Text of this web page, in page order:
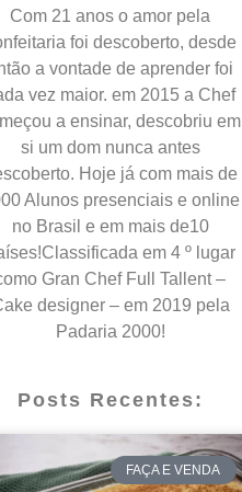
Com 21 anos o amor pela
foi descoberto, desde
a vontade de aprender foi
vez maior. em 2015 a Chef
a ensinar, descobriu em
si um dom nunca antes
Hoje já com mais de
Alunos presenciais e online
no Brasil e em mais de10
em 4 º lugar
Gran Chef Full Tallent –
designer – em 2019 pela
Padaria 2000!
Posts Recentes:
FAÇA E VENDA